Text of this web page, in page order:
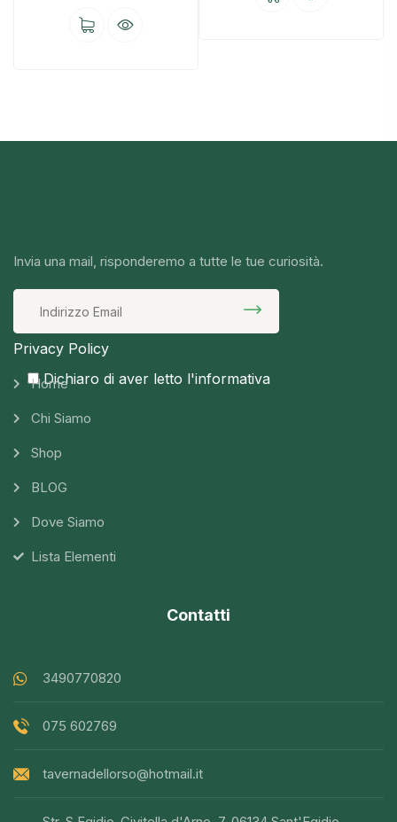
Invia una mail, risponderemo a tutte le tue curiosità.
Privacy Policy
Dichiaro di aver letto l'informativa
Home
Chi Siamo
Shop
BLOG
Dove Siamo
Lista Elementi
Contatti
3490770820
075 602769
tavernadellorso@hotmail.it